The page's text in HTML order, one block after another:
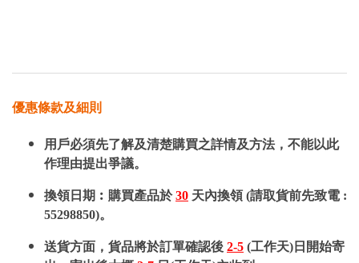
優惠條款及細則
用戶必須先了解及清楚購買之詳情及方法，不能以此
作理由提出爭議。
換領日期︰購買產品於30 天內換領 (請取貨前先致電 :
55298850)。
送貨方面，貨品將於訂單確認後 2-5 (工作天)日開始寄